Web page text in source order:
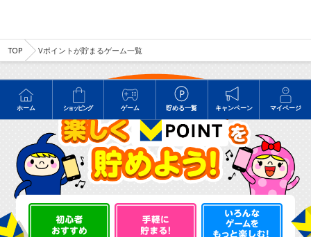
ホーム ショッピング ゲーム 貯める一覧 キャンペーン マイページ
TOP Vポイントが貯まるゲーム一覧